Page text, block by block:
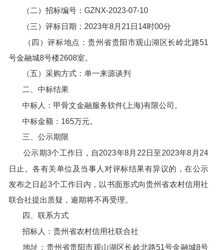
（二）招标编号：GZNX-2023-07-10
（三）评标日期：2023年8月21日14时00分
（四）评标地点：贵州省贵阳市观山湖区长岭北路51
号金融城8号楼2608室。
（五）采购方式：单一来源谈判
二、中标结果
中标人：甲骨文金融服务软件(上海)有限公司。
中标金额：165万元。
三、公示期限
公示期3个工作日，自2023年8月22日至2023年8月24
日止。各有关单位及当事人对评标结果有异议的，在公示
发布之日起3个工作日内，以书面形式向贵州省农村信用社
联合社提出质疑，逾期将不再受理。
四、联系方式
招标人：贵州省农村信用社联合社
地址：贵州省贵阳市观山湖区长岭北路51号金融城8号